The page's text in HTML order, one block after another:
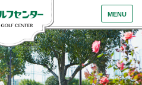
MENU